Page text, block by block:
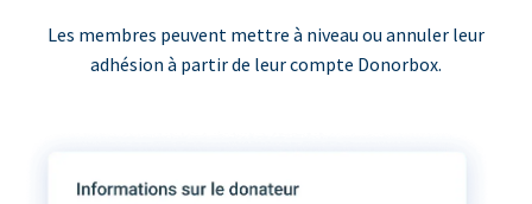
Les membres peuvent mettre à niveau ou annuler leur
adhésion à partir de leur compte Donorbox.